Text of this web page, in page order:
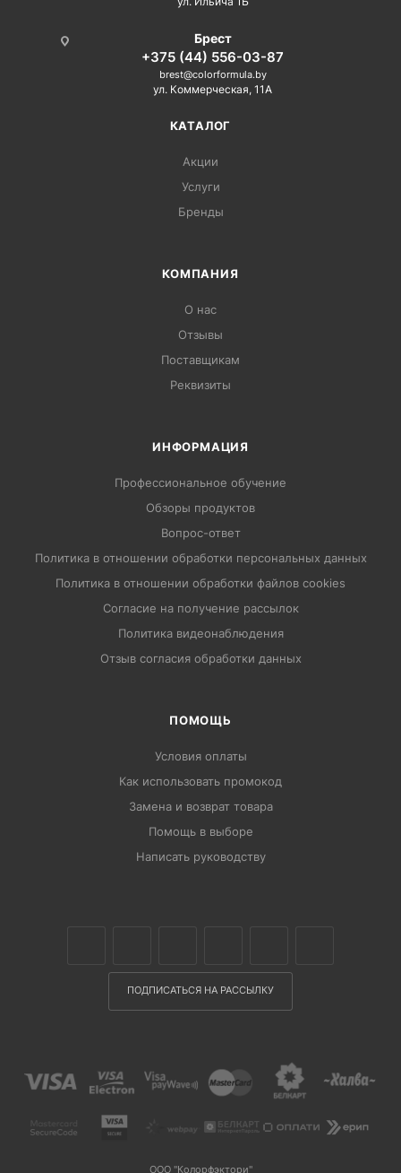
Брест
+375 (44) 556-03-87
brest@colorformula.by
ул. Коммерческая, 11А
КАТАЛОГ
Акции
Услуги
Бренды
КОМПАНИЯ
О нас
Отзывы
Поставщикам
Реквизиты
ИНФОРМАЦИЯ
Профессиональное обучение
Обзоры продуктов
Вопрос-ответ
Политика в отношении обработки персональных данных
Политика в отношении обработки файлов cookies
Согласие на получение рассылок
Политика видеонаблюдения
Отзыв согласия обработки данных
ПОМОЩЬ
Условия оплаты
Как использовать промокод
Замена и возврат товара
Помощь в выборе
Написать руководству
ПОДПИСАТЬСЯ НА РАССЫЛКУ
ООО "Колорфэктори"